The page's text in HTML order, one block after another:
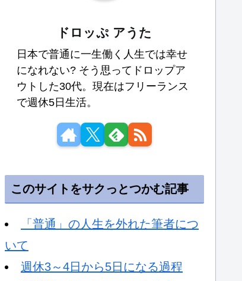
ドロッぷ アうた
日本で普通に一生働く人生では幸せ
になれない? そう思ってドロップア
ウトした30代。現在はフリーランス
で週休5日生活。
このサイトをサクっとつかむ記事
「普通」の人生を外れた筆者につ
いて
週休3～4日から5日になる過程